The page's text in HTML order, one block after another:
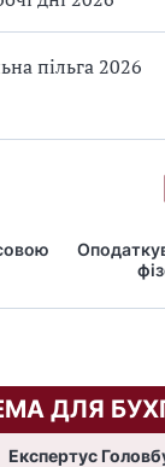
пільга 2026
ДЛЯ
Експертус